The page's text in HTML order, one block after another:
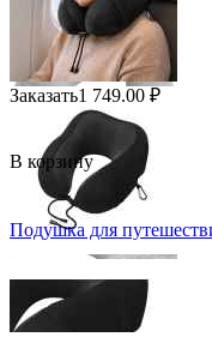
Заказать1 749.00 ₽
В корзину
Подушка для